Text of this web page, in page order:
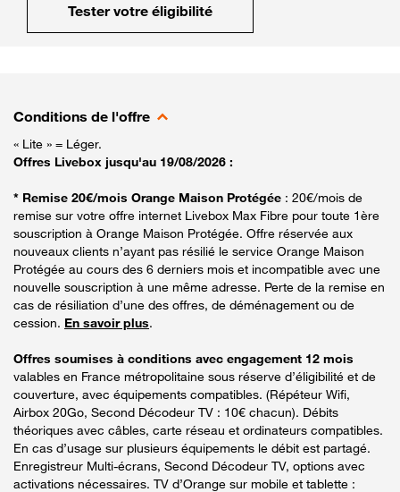
Tester votre éligibilité
Conditions de l'offre
« Lite » = Léger.
Offres Livebox jusqu'au 19/08/2026 :
* Remise 20€/mois Orange Maison Protégée : 20€/mois de
remise sur votre offre internet Livebox Max Fibre pour toute 1ère
souscription à Orange Maison Protégée. Offre réservée aux
nouveaux clients n’ayant pas résilié le service Orange Maison
Protégée au cours des 6 derniers mois et incompatible avec une
nouvelle souscription à une même adresse. Perte de la remise en
cas de résiliation d’une des offres, de déménagement ou de
cession. En savoir plus.
Offres soumises à conditions avec engagement 12 mois
valables en France métropolitaine sous réserve d’éligibilité et de
couverture, avec équipements compatibles. (Répéteur Wifi,
Airbox 20Go, Second Décodeur TV : 10€ chacun). Débits
théoriques avec câbles, carte réseau et ordinateurs compatibles.
En cas d’usage sur plusieurs équipements le débit est partagé.
Enregistreur Multi-écrans, Second Décodeur TV, options avec
activations nécessaires. TV d’Orange sur mobile et tablette :